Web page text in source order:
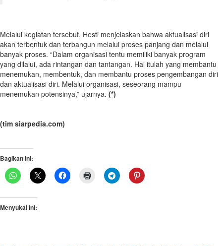
Melalui kegiatan tersebut, Hesti menjelaskan bahwa aktualisasi diri
akan terbentuk dan terbangun melalui proses panjang dan melalui
banyak proses. “Dalam organisasi tentu memiliki banyak program
yang dilalui, ada rintangan dan tantangan. Hal itulah yang membantu
menemukan, membentuk, dan membantu proses pengembangan diri
dan aktualisasi diri. Melalui organisasi, seseorang mampu
menemukan potensinya,” ujarnya. (*)
(tim siarpedia.com)
Bagikan ini:
Menyukai ini: